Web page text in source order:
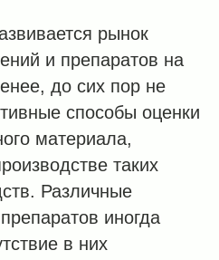
рынок
и препаратов на
до сих пор не
способы оценки
материала,
таких
Различные
иногда
в них